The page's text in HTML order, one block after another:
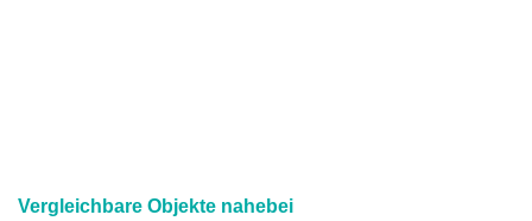
Vergleichbare Objekte nahebei